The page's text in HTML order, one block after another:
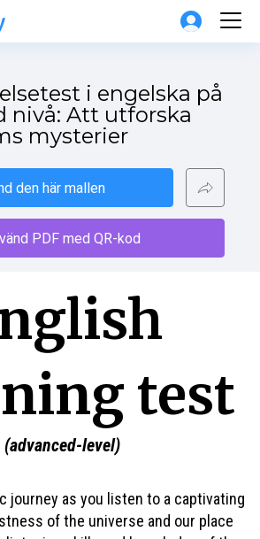
i engelska på
nivå: Att utforska
mysterier
den här mallen
PDF med QR-kod